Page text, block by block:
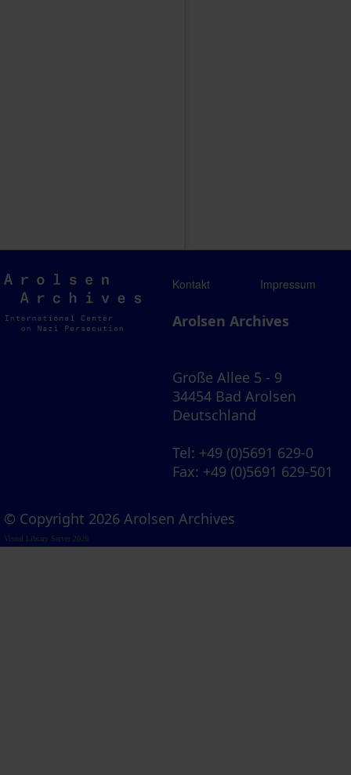
Arolsen
Archives
Kontakt Impressum
Arolsen Archives
Große Allee 5 - 9
34454 Bad Arolsen
Deutschland
Tel: +49 (0)5691 629-0
Fax: +49 (0)5691 629-501
© Copyright 2026 Arolsen Archives
Visual Library Server 2026